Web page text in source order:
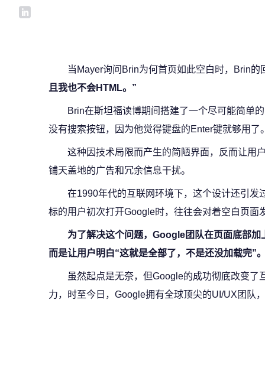
当Mayer询问Brin为何首页如此空白时，Brin的
且我也不会HTML。”
Brin在斯坦福读博期间搭建了一个尽可能简单
没有搜索按钮，因为他觉得键盘的Enter键就够用了
这种因技术局限而产生的简陋界面，反而让用
铺天盖地的广告和冗余信息干扰。
在1990年代的互联网环境下，这个设计还引发
标的用户初次打开Google时，往往会对着空白页面
为了解决这个问题，Google团队在页面底部
而是让用户明白“这就是全部了，不是还没加载完”
虽然起点是无奈，但Google的成功彻底改变
力，时至今日，Google拥有全球顶尖的UI/UX团队